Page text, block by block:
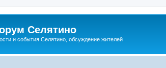
Селятино
и события Селятино, обсуждение жителей